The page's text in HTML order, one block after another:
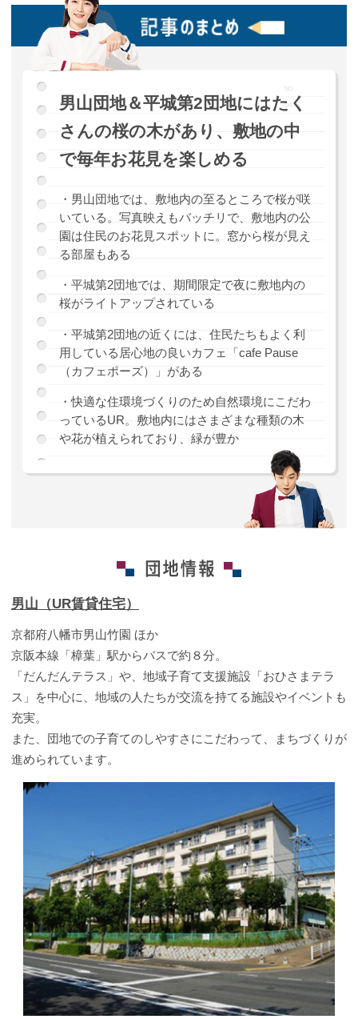
男山団地＆平城第2団地にはたく
さんの桜の木があり、敷地の中
で毎年お花見を楽しめる
・男山団地では、敷地内の至るところで桜が咲
いている。写真映えもバッチリで、敷地内の公
園は住民のお花見スポットに。窓から桜が見え
る部屋もある
・平城第2団地では、期間限定で夜に敷地内の
桜がライトアップされている
・平城第2団地の近くには、住民たちもよく利
用している居心地の良いカフェ「cafe Pause
（カフェポーズ）」がある
・快適な住環境づくりのため自然環境にこだわ
っているUR。敷地内にはさまざまな種類の木
や花が植えられており、緑が豊か
男山（UR賃貸住宅）
京都府八幡市男山竹園 ほか
京阪本線「樟葉」駅からバスで約８分。
「だんだんテラス」や、地域子育て支援施設「おひさまテラ
ス」を中心に、地域の人たちが交流を持てる施設やイベントも
充実。
また、団地での子育てのしやすさにこだわって、まちづくりが
進められています。